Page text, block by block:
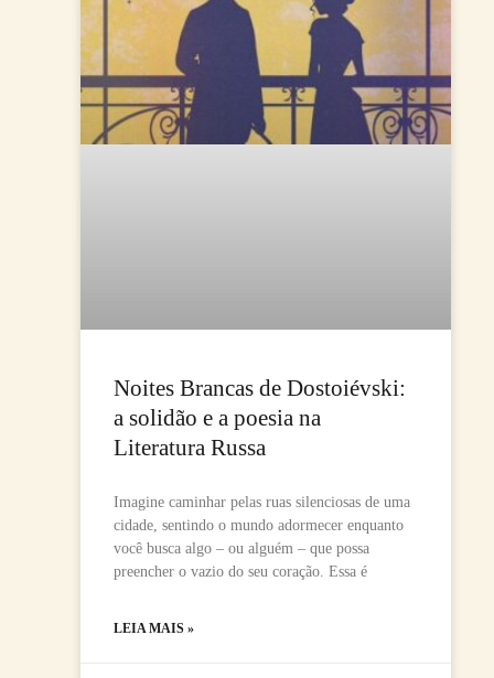
Noites Brancas de Dostoiévski:
a solidão e a poesia na
Literatura Russa
Imagine caminhar pelas ruas silenciosas de uma
cidade, sentindo o mundo adormecer enquanto
você busca algo – ou alguém – que possa
preencher o vazio do seu coração. Essa é
LEIA MAIS »